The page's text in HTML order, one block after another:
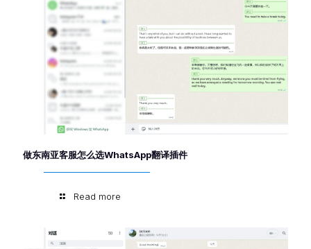
做东南亚客服怎么选WhatsApp翻译插件
Read more